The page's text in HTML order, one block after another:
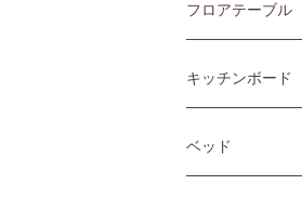
フロアテーブル
キッチンボード
ベッド